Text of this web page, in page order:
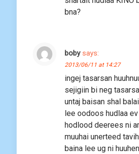
bna?
boby says:
2013/06/11 at 14:27
ingej tasarsan
sejigiin bi neg
untaj baisan shal
lee oodoos hudlaa
hodlood deerees ni
muuhai unerteed
baina lee ug ni